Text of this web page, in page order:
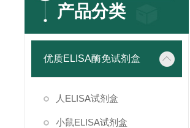
产品分类
优质ELISA酶免试剂盒
人ELISA试剂盒
小鼠ELISA试剂盒